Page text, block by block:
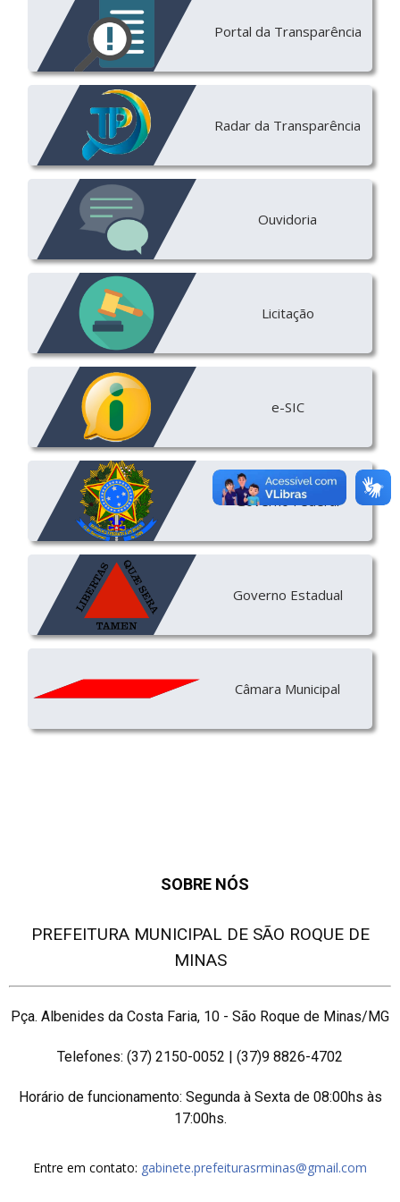
Portal da Transparência
Radar da Transparência
Ouvidoria
Licitação
e-SIC
Governo Federal
Governo Estadual
Câmara Municipal
SOBRE NÓS
PREFEITURA MUNICIPAL DE SÃO ROQUE DE
MINAS
Pça. Albenides da Costa Faria, 10 - São Roque de Minas/MG
Telefones: (37) 2150-0052 | (37)9 8826-4702
Horário de funcionamento: Segunda à Sexta de 08:00hs às
17:00hs.
Entre em contato: gabinete.prefeiturasrminas@gmail.com